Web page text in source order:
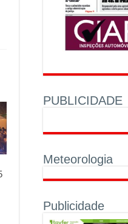
PUBLICIDADE
Meteorologia
Publicidade